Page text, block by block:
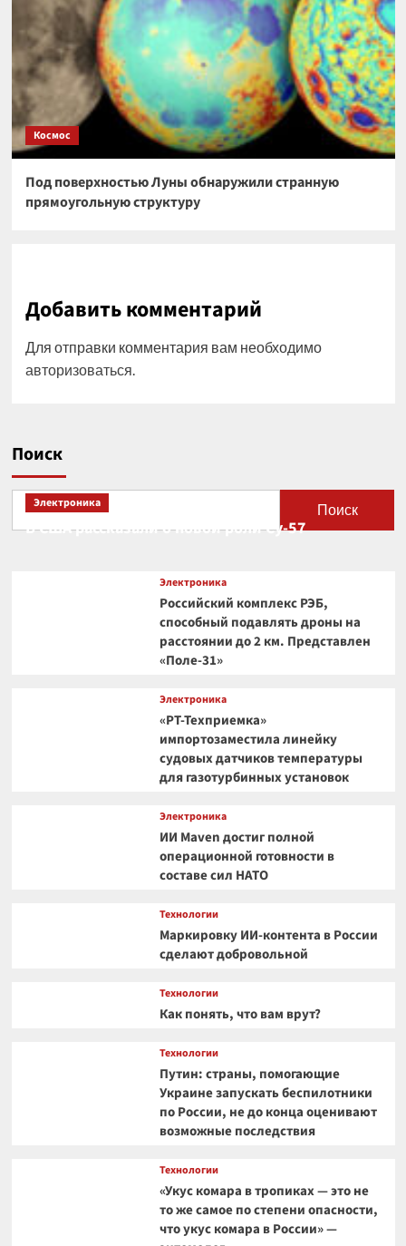
Космос
Под поверхностью Луны обнаружили странную
прямоугольную структуру
Добавить комментарий
Для отправки комментария вам необходимо
авторизоваться.
Поиск
Поиск
Электроника
В США рассказали о новой роли Су-57
Электроника
Российский комплекс РЭБ,
способный подавлять дроны на
расстоянии до 2 км. Представлен
«Поле-31»
Электроника
«РТ-Техприемка»
импортозаместила линейку
судовых датчиков температуры
для газотурбинных установок
Электроника
ИИ Maven достиг полной
операционной готовности в
составе сил НАТО
Технологии
Маркировку ИИ-контента в России
сделают добровольной
Технологии
Как понять, что вам врут?
Технологии
Путин: страны, помогающие
Украине запускать беспилотники
по России, не до конца оценивают
возможные последствия
Технологии
«Укус комара в тропиках — это не
то же самое по степени опасности,
что укус комара в России» —